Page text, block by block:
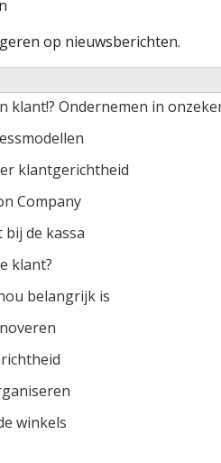
op nieuwsberichten.
klant!? Ondernemen in
klantgerichtheid
Company
de kassa
klant?
belangrijk is
winkels